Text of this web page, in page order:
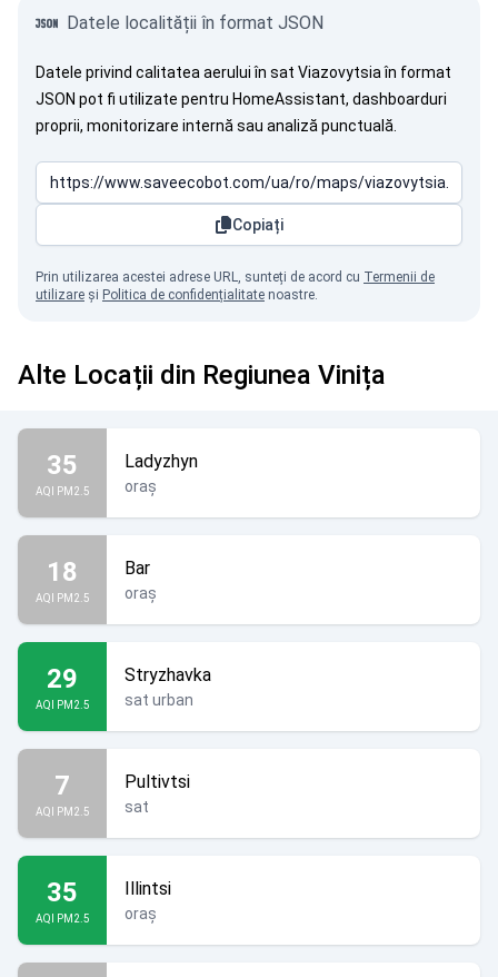
Datele localității în format JSON
Datele privind calitatea aerului în sat Viazovytsia în format
JSON pot fi utilizate pentru HomeAssistant, dashboarduri
proprii, monitorizare internă sau analiză punctuală.
Copiați
Prin utilizarea acestei adrese URL, sunteți de acord cu Termenii de
utilizare și Politica de confidențialitate noastre.
Alte Locații din Regiunea Vinița
35
AQI PM2.5
Ladyzhyn
oraș
18
AQI PM2.5
Bar
oraș
29
AQI PM2.5
Stryzhavka
sat urban
7
AQI PM2.5
Pultivtsi
sat
35
AQI PM2.5
Illintsi
oraș